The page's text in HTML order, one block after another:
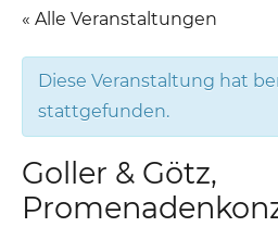
« Alle Veranstaltungen
Diese Veranstaltung hat
stattgefunden.
Goller & Götz,